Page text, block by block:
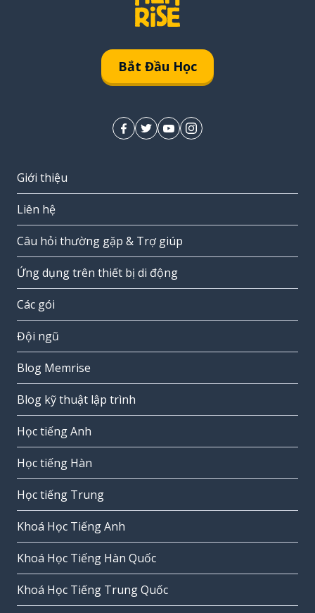
Bắt Đầu Học
Giới thiệu
Liên hệ
Câu hỏi thường gặp & Trợ giúp
Ứng dụng trên thiết bị di động
Các gói
Đội ngũ
Blog Memrise
Blog kỹ thuật lập trình
Học tiếng Anh
Học tiếng Hàn
Học tiếng Trung
Khoá Học Tiếng Anh
Khoá Học Tiếng Hàn Quốc
Khoá Học Tiếng Trung Quốc